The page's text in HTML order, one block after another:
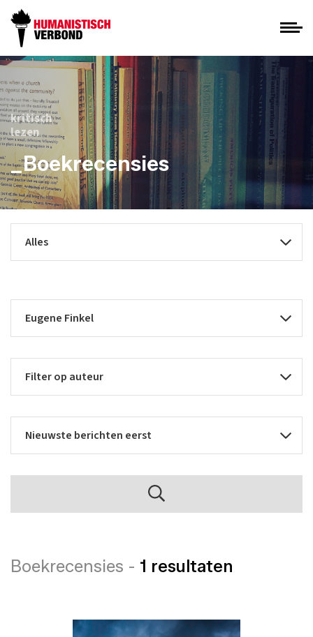
kritisch
lezen
_Boekrecensies
Boekrecensies - 1 resultaten